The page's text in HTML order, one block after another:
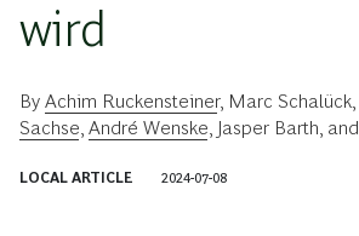
wird
By Achim Ruckensteiner, Marc Schalück
Sachse André Wenske Jasper Barth , and
LOCAL ARTICLE 2024-07-08